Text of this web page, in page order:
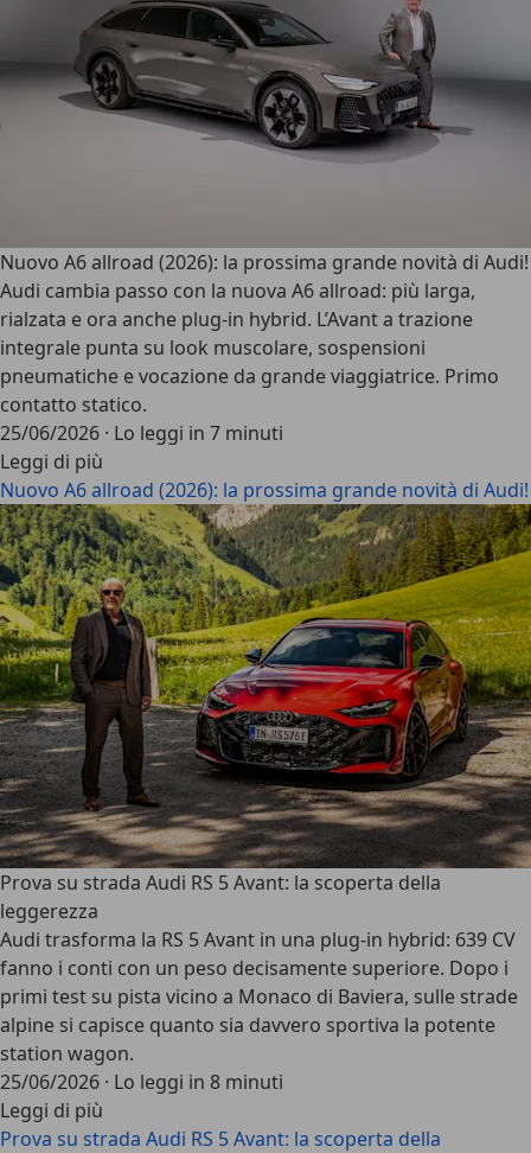
Nuovo A6 allroad (2026): la prossima grande novità di Audi!
Audi cambia passo con la nuova A6 allroad: più larga,
rialzata e ora anche plug-in hybrid. L’Avant a trazione
integrale punta su look muscolare, sospensioni
pneumatiche e vocazione da grande viaggiatrice. Primo
contatto statico.
25/06/2026 · Lo leggi in 7 minuti
Leggi di più
Nuovo A6 allroad (2026): la prossima grande novità di Audi!
Prova su strada Audi RS 5 Avant: la scoperta della
leggerezza
Audi trasforma la RS 5 Avant in una plug-in hybrid: 639 CV
fanno i conti con un peso decisamente superiore. Dopo i
primi test su pista vicino a Monaco di Baviera, sulle strade
alpine si capisce quanto sia davvero sportiva la potente
station wagon.
25/06/2026 · Lo leggi in 8 minuti
Leggi di più
Prova su strada Audi RS 5 Avant: la scoperta della